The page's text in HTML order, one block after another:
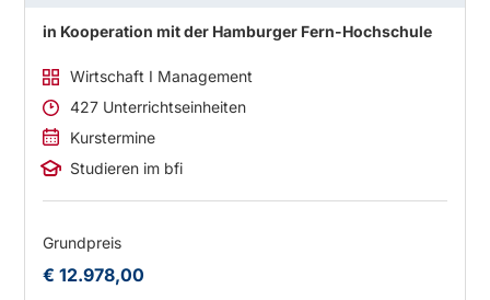
in Kooperation mit der Hamburger Fern-Hochschule
Wirtschaft I Management
427 Unterrichtseinheiten
Kurstermine
Studieren im bfi
Grundpreis
€ 12.978,00